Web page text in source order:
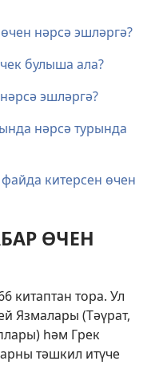
нәрсә эшләргә?
булыша ала?
эшләргә?
нәрсә турында
китерсен өчен
ӨЧЕН
китаптан тора. Ул
Язмалары (Тәүрат,
һәм Грек
тәшкил итүче